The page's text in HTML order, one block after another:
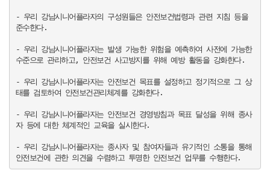
- 우리 강남시니어플라자의 구성원들은 안전보건법령과 관련 지침 등을
준수한다.
- 우리 강남시니어플라자는 발생 가능한 위험을 예측하여 사전에 가능한
수준으로 관리하고, 안전보건 사고방지를 위해 예방 활동을 강화한다.
- 우리 강남시니어플라자는 안전보건 목표를 설정하고 정기적으로 그 상
태를 검토하여 안전보건관리체계를 강화한다.
- 우리 강남시니어플라자는 안전보건 경영방침과 목표 달성을 위해 종사
자 등에 대한 체계적인 교육을 실시한다.
- 우리 강남시니어플라자는 종사자 및 참여자들과 유기적인 소통을 통해